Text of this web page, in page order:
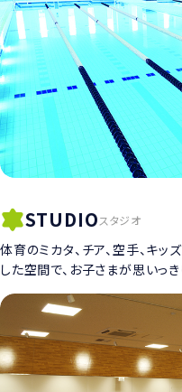
STUDIOスタジオ
体育のミカタ、チア、空手、キッ
した空間で、お子さまが思いっ